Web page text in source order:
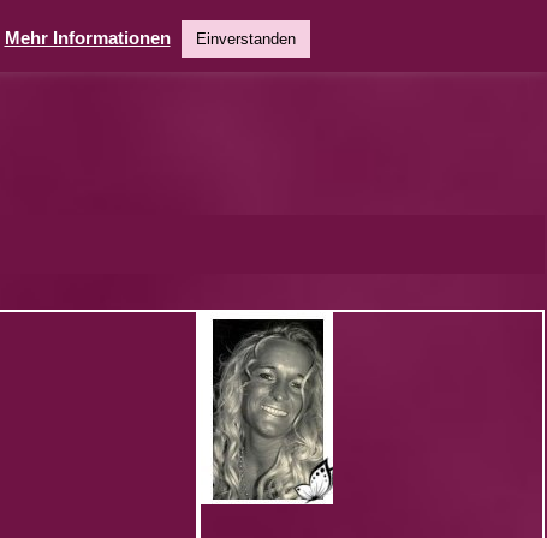
Mehr Informationen Einverstanden